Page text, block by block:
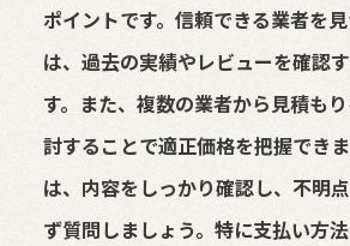
ポイントです。信頼できる業者を
は、過去の実績やレビューを確認
す。また、複数の業者から見積も
討することで適正価格を把握でき
は、内容をしっかり確認し、不明
ず質問しましょう。特に支払い方